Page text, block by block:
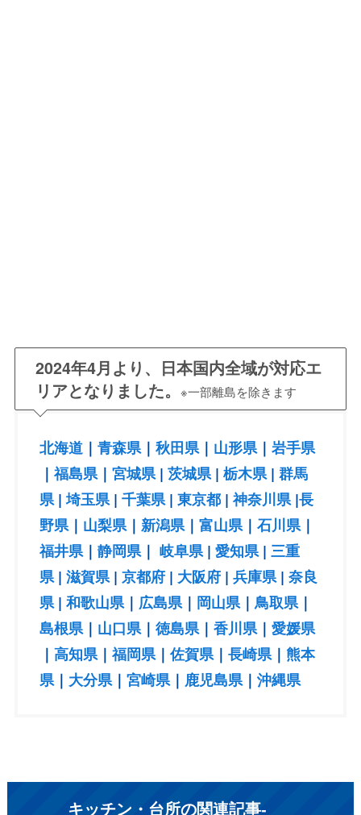
2024年4月より、日本国内全域が対応エ
リアとなりました。 ※一部離島を除きます
北海道｜ 青森県｜ 秋田県｜ 山形県｜ 岩手県
｜ 福島県｜ 宮城県| 茨城県| 栃木県| 群馬
県|埼玉県| 千葉県| 東京都| 神奈川県|長
野県｜ 山梨県｜ 新潟県｜ 富山県｜ 石川県｜
福井県｜ 静岡県｜ 岐阜県| 愛知県| 三重
県| 滋賀県| 京都府| 大阪府| 兵庫県| 奈良
県| 和歌山県｜ 広島県｜ 岡山県｜鳥取県｜
島根県｜ 山口県｜ 徳島県｜ 香川県｜ 愛媛県
｜ 高知県｜ 福岡県｜ 佐賀県｜ 長崎県｜ 熊本
県｜ 大分県｜ 宮崎県｜ 鹿児島県｜ 沖縄県
キッチン・台所の関連記事-